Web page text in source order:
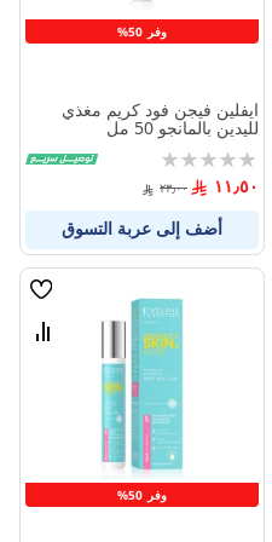
وفر 50%
ايفلين فيجن فود كريم مغذي
لليدين بالمانجو 50 مل
Rating:
0%
١١٫٥٠ ٢٣٫٠٠
أضف إلى عربة التسوق
وفر 50%
قائمة
قارن